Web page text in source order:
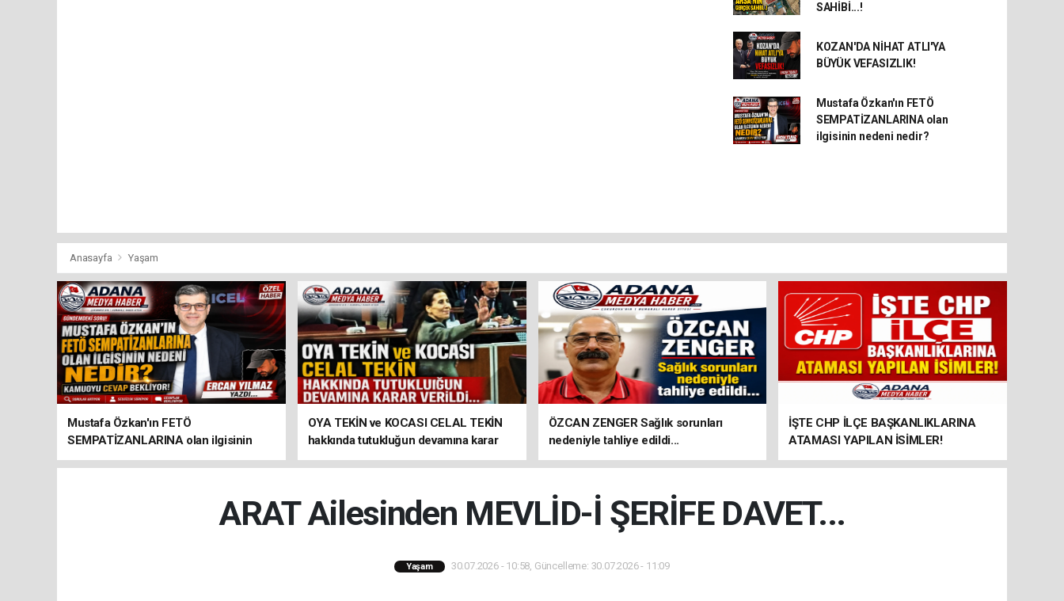
SAHİBİ...!
KOZAN'DA NİHAT ATLI'YA
BÜYÜK VEFASIZLIK!
Mustafa Özkan'ın FETÖ
SEMPATİZANLARINA olan
ilgisinin nedeni nedir?
Anasayfa Yaşam
Mustafa Özkan'ın FETÖ
SEMPATİZANLARINA olan ilgisinin
nedeni nedir?
OYA TEKİN ve KOCASI CELAL TEKİN
hakkında tutukluğun devamına karar
verildi...
ÖZCAN ZENGER Sağlık sorunları
nedeniyle tahliye edildi...
İŞTE CHP İLÇE BAŞKANLIKLARINA
ATAMASI YAPILAN İSİMLER!
ARAT Ailesinden MEVLİD-İ ŞERİFE DAVET...
Yaşam 30.07.2026 - 10:58, Güncelleme: 30.07.2026 - 11:09